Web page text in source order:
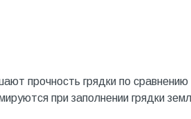
прочность грядки по сравнению
при заполнении грядки